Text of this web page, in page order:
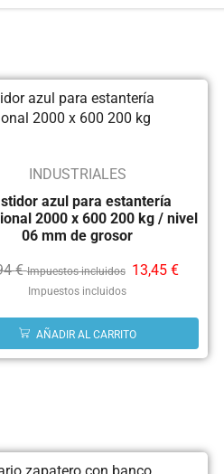
INDUSTRIALES
azul para estantería
2000 x 600 200 kg / nivel
06 mm de grosor
€ Impuestos incluidos 13,45 €
Impuestos incluidos
AÑADIR AL CARRITO